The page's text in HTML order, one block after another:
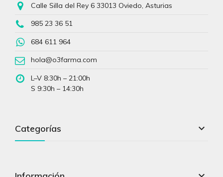
Calle Silla del Rey 6 33013 Oviedo, Asturias
985 23 36 51
684 611 964
hola@o3farma.com
L–V 8:30h – 21:00h
S 9:30h – 14:30h
Categorías 